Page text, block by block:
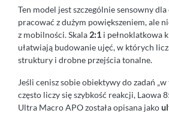
Ten model jest szczególnie sensowny
pracować z dużym powiększeniem, ale
z mobilności. Skala 2:1 i pełnoklatkowa
ułatwiają budowanie ujęć, w których
struktury i drobne przejścia tonalne.
Jeśli cenisz sobie obiektywy do zadań „w
często liczy się szybkość reakcji, Laowa
Ultra Macro APO została opisana jako